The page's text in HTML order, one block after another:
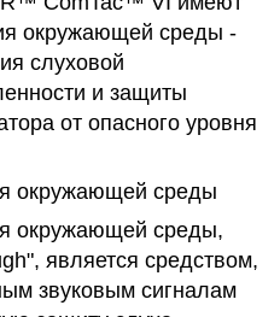
окружающей среды -
слуховой
и защиты
от опасного уровня
окружающей среды
окружающей среды,
является средством,
звуковым сигналам